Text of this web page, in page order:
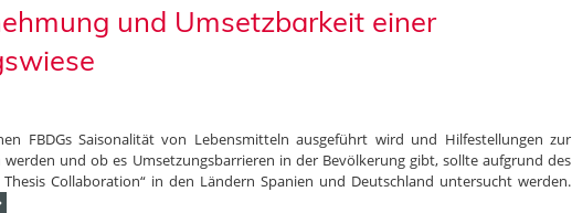
und Umsetzbarkeit einer
FBDGs Saisonalität von Lebensmitteln ausgeführt wird und Hilfestellungen zur
werden und ob es Umsetzungsbarrieren in der Bevölkerung gibt, sollte aufgrund des
Collaboration“ in den Ländern Spanien und Deutschland untersucht werden.